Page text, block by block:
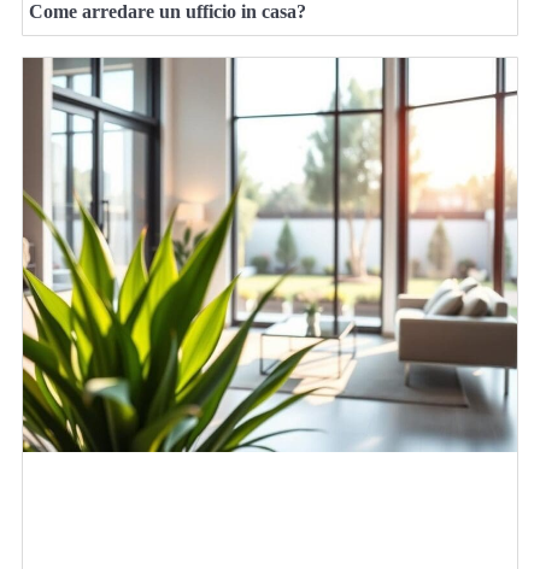
Come arredare un ufficio in casa?